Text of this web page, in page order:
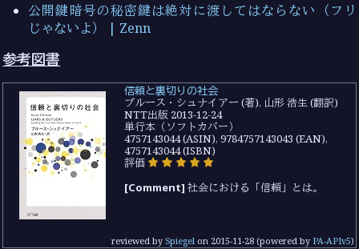
公開鍵暗号の秘密鍵は絶対に渡してはならない（フリ
じゃないよ） | Zenn
参考図書
信頼と裏切りの社会
ブルース・シュナイアー (著), 山形 浩生 (翻訳)
NTT出版 2013-12-24
単行本（ソフトカバー）
4757143044 (ASIN), 9784757143043 (EAN),
4757143044 (ISBN)
評価
[Comment] 社会における「信頼」とは。
reviewed by Spiegel on 2015-11-28(powered by PA-APIv5)